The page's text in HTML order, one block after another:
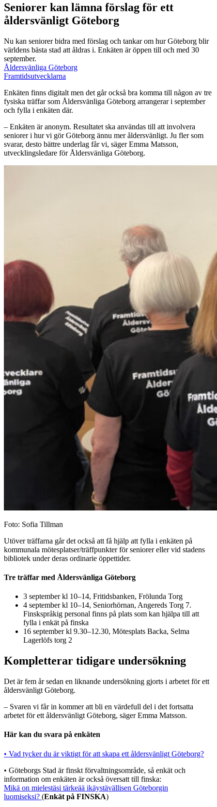
Seniorer kan lämna förslag för ett
åldersvänligt Göteborg
Nu kan seniorer bidra med förslag och tankar om hur Göteborg blir
världens bästa stad att åldras i. Enkäten är öppen till och med 30
september.
Åldersvänliga Göteborg
Framtidsutvecklarna
Enkäten finns digitalt men det går också bra komma till någon av tre
fysiska träffar som Åldersvänliga Göteborg arrangerar i september
och fylla i enkäten där.
– Enkäten är anonym. Resultatet ska användas till att involvera
seniorer i hur vi gör Göteborg ännu mer åldersvänligt. Ju fler som
svarar, desto bättre underlag får vi, säger Emma Matsson,
utvecklingsledare för Åldersvänliga Göteborg.
Foto: Sofia Tillman
Utöver träffarna går det också att få hjälp att fylla i enkäten på
kommunala mötesplatser/träffpunkter för seniorer eller vid stadens
bibliotek under deras ordinarie öppettider.
Tre träffar med Åldersvänliga Göteborg
3 september kl 10–14, Fritidsbanken, Frölunda Torg
4 september kl 10–14, Seniorhörnan, Angereds Torg 7.
Finskspråkig personal finns på plats som kan hjälpa till att
fylla i enkät på finska
16 september kl 9.30–12.30, Mötesplats Backa, Selma
Lagerlöfs torg 2
Kompletterar tidigare undersökning
Det är fem år sedan en liknande undersökning gjorts i arbetet för ett
åldersvänligt Göteborg.
– Svaren vi får in kommer att bli en värdefull del i det fortsatta
arbetet för ett åldersvänligt Göteborg, säger Emma Matsson.
Här kan du svara på enkäten
• Vad tycker du är viktigt för att skapa ett åldersvänligt Göteborg?
• Göteborgs Stad är finskt förvaltningsområde, så enkät och
information om enkäten är också översatt till finska:
Mikä on mielestäsi tärkeää ikäystävällisen Göteborgin
luomiseksi? (Enkät på FINSKA)